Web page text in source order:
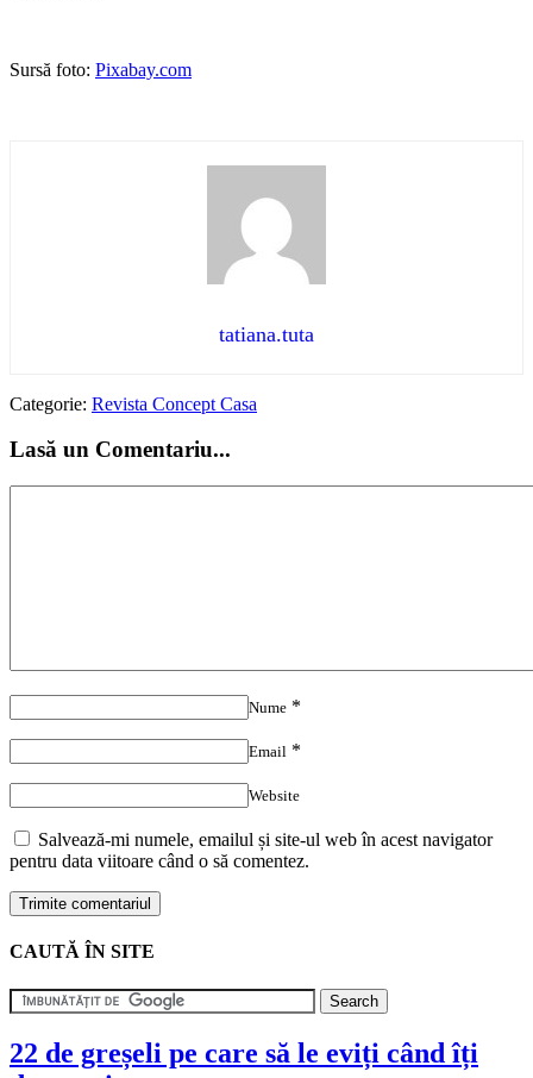
Sursă foto: Pixabay.com
tatiana.tuta
Categorie: Revista Concept Casa
Lasă un Comentariu...
Nume *
Email *
Website
Salvează-mi numele, emailul și site-ul web în acest navigator
pentru data viitoare când o să comentez.
CAUTĂ ÎN SITE
22 de greșeli pe care să le eviți când îți